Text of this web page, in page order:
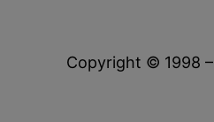
Copyright © 1998 –